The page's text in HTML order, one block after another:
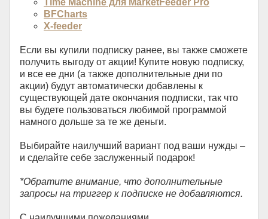
BFCharts
X-feeder
Если вы купили подписку ранее, вы также сможете
получить выгоду от акции! Купите новую подписку,
и все ее дни (а также дополнительные дни по
акции) будут автоматически добавлены к
существующей дате окончания подписки, так что
вы будете пользоваться любимой программой
намного дольше за те же деньги.
Выбирайте наилучший вариант под ваши нужды –
и сделайте себе заслуженный подарок!
*Обратите внимание, что дополнительные
запросы на триггер к подписке не добавляются.